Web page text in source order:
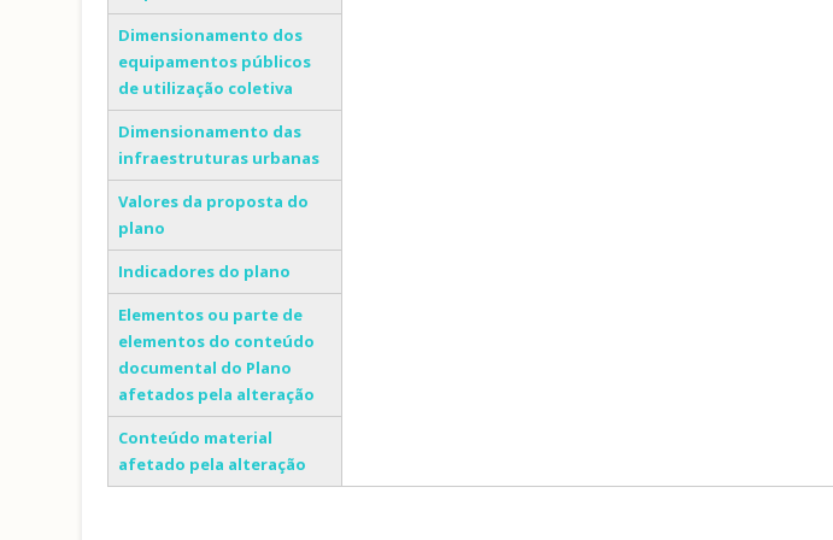
Dimensionamento dos
equipamentos públicos
de utilização coletiva
Dimensionamento das
infraestruturas urbanas
Valores da proposta do
plano
Indicadores do plano
Elementos ou parte de
elementos do conteúdo
documental do Plano
afetados pela alteração
Conteúdo material
afetado pela alteração